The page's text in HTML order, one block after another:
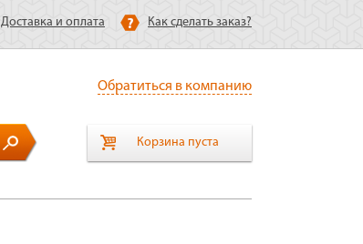
Доставка и оплата Как сделать заказ?
Обратиться в компанию
Корзина пуста